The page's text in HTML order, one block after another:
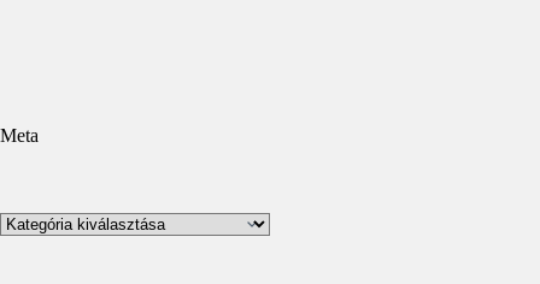
Meta
Kategóriák